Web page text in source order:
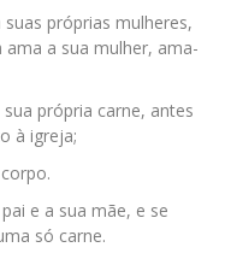
próprias mulheres,
a sua mulher, ama-
própria carne, antes
à igreja;
e a sua mãe, e se
só carne.